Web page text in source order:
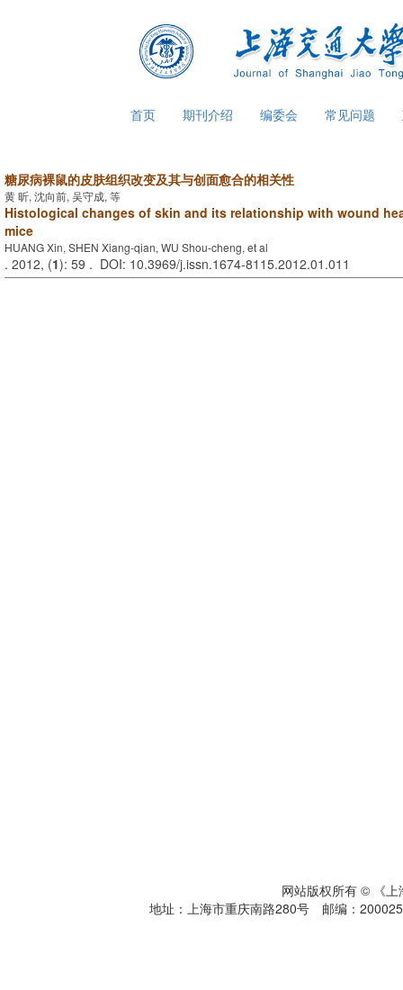
首页 期刊介绍 编委会 常见问题
糖尿病裸鼠的皮肤组织改变及其与创面愈合的相关性
黄 昕, 沈向前, 吴守成, 等
Histological changes of skin and its relationship with wound
mice
HUANG Xin, SHEN Xiang-qian, WU Shou-cheng, et al
. 2012, (1): 59 . DOI: 10.3969/j.issn.1674-8115.2012.01.011
网站版权所有 © 《
地址：上海市重庆南路280号 邮编：